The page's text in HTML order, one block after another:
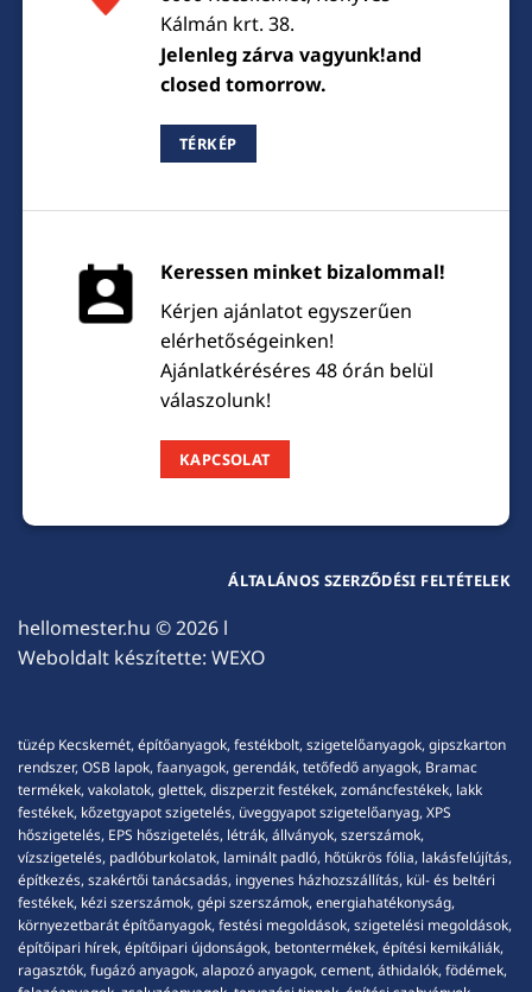
Kálmán krt. 38.
Jelenleg zárva vagyunk!and
closed tomorrow.
TÉRKÉP
Keressen minket bizalommal!
Kérjen ajánlatot egyszerűen
elérhetőségeinken!
Ajánlatkéréséres 48 órán belül
válaszolunk!
KAPCSOLAT
hellomester.hu © 2026 l
Weboldalt készítette: WEXO
ÁLTALÁNOS SZERZŐDÉSI FELTÉTELEK
tüzép Kecskemét, építőanyagok, festékbolt, szigetelőanyagok, gipszkarton
rendszer, OSB lapok, faanyagok, gerendák, tetőfedő anyagok, Bramac
termékek, vakolatok, glettek, diszperzit festékek, zománcfestékek, lakk
festékek, kőzetgyapot szigetelés, üveggyapot szigetelőanyag, XPS
hőszigetelés, EPS hőszigetelés, létrák, állványok, szerszámok,
vízszigetelés, padlóburkolatok, laminált padló, hőtükrös fólia, lakásfelújítás,
építkezés, szakértői tanácsadás, ingyenes házhozszállítás, kül- és beltéri
festékek, kézi szerszámok, gépi szerszámok, energiahatékonyság,
környezetbarát építőanyagok, festési megoldások, szigetelési megoldások,
építőipari hírek, építőipari újdonságok, betontermékek, építési kemikáliák,
ragasztók, fugázó anyagok, alapozó anyagok, cement, áthidalók, födémek,